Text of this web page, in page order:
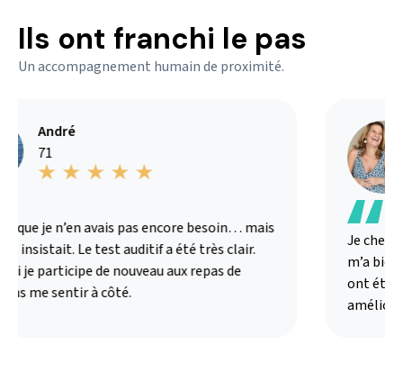
Ils ont franchi le pas
Un accompagnement humain de proximité.
André
71
que je n’en avais pas encore besoin… mais
insistait. Le test auditif a été très clair.
je participe de nouveau aux repas de
me sentir à côté.
Je
m’a
ont été